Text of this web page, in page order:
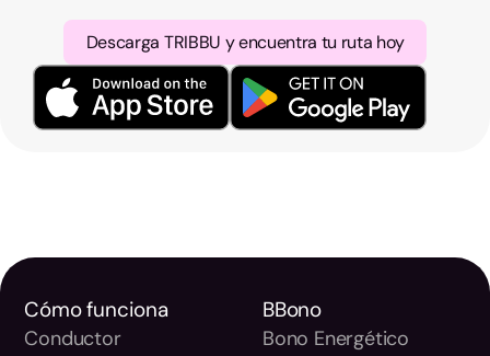
Descarga TRIBBU y encuentra tu ruta hoy
Cómo funciona
Conductor
BBono
Bono Energético